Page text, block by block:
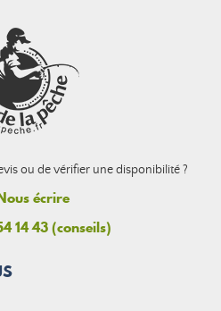
ou de vérifier une disponibilité ?
écrire
14 43 (conseils)